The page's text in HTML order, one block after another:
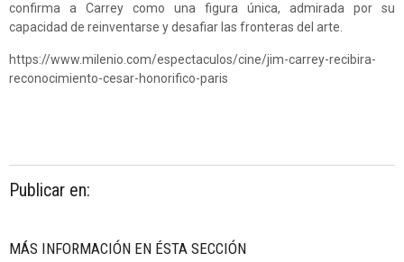
confirma a Carrey como una figura única, admirada por su
capacidad de reinventarse y desafiar las fronteras del arte.
https://www.milenio.com/espectaculos/cine/jim-carrey-recibira-
reconocimiento-cesar-honorifico-paris
Publicar en:
MÁS INFORMACIÓN EN ÉSTA SECCIÓN